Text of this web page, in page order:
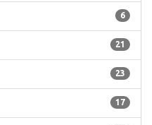
6
21
23
17